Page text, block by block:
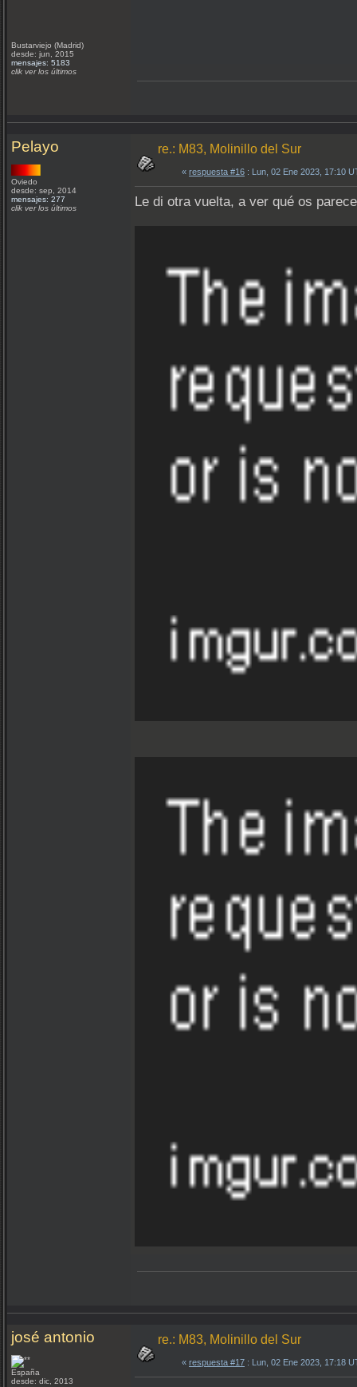
Bustarviejo (Madrid)
desde: jun, 2015
mensajes: 5183
clik ver los últimos
Pelayo
Oviedo
desde: sep, 2014
mensajes: 277
clik ver los últimos
re.: M83, Molinillo del Sur
« respuesta #16 : Lun, 02 Ene 2023, 17:10
Le di otra vuelta, a ver qué os
josé antonio
España
desde: dic, 2013
re.: M83, Molinillo del Sur
« respuesta #17 : Lun, 02 Ene 2023, 17:18